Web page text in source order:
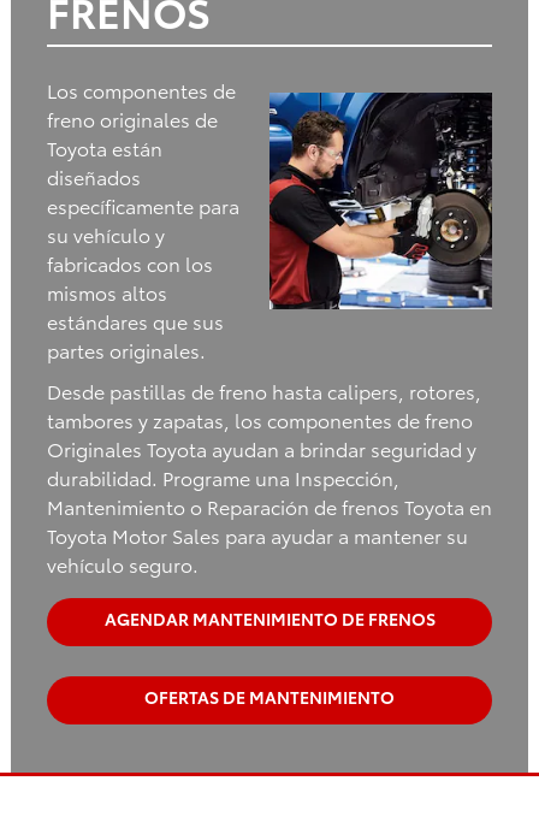
Los componentes de
freno originales de
Toyota están
diseñados
específicamente para
su vehículo y
fabricados con los
mismos altos
estándares que sus
partes originales.
Desde pastillas de freno hasta calipers, rotores,
tambores y zapatas, los componentes de freno
Originales Toyota ayudan a brindar seguridad y
durabilidad. Programe una Inspección,
Mantenimiento o Reparación de frenos Toyota en
Toyota Motor Sales para ayudar a mantener su
vehículo seguro.
AGENDAR MANTENIMIENTO DE FRENOS
OFERTAS DE MANTENIMIENTO